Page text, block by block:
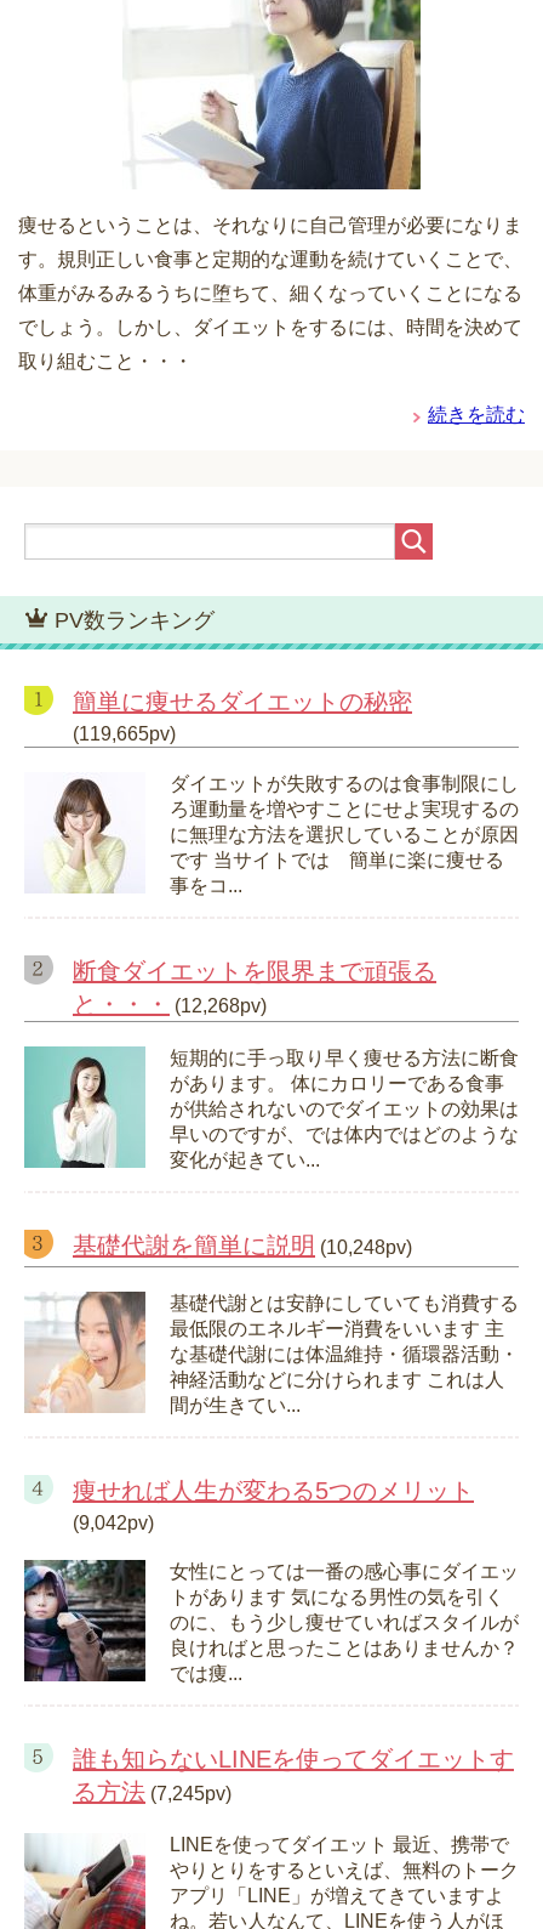
痩せるということは、それなりに自己管理が必要になりま
す。規則正しい食事と定期的な運動を続けていくことで、
体重がみるみるうちに堕ちて、細くなっていくことになる
でしょう。しかし、ダイエットをするには、時間を決めて
取り組むこと・・・
続きを読む
PV数ランキング
簡単に痩せるダイエットの秘密
(119,665pv)
ダイエットが失敗するのは食事制限にし
ろ運動量を増やすことにせよ実現するの
に無理な方法を選択していることが原因
です 当サイトでは 簡単に楽に痩せる
事をコ...
断食ダイエットを限界まで頑張る
と・・・
(12,268pv)
短期的に手っ取り早く痩せる方法に断食
があります。 体にカロリーである食事
が供給されないのでダイエットの効果は
早いのですが、では体内ではどのような
変化が起きてい...
基礎代謝を簡単に説明 (10,248pv)
基礎代謝とは安静にしていても消費する
最低限のエネルギー消費をいいます 主
な基礎代謝には体温維持・循環器活動・
神経活動などに分けられます これは人
間が生きてい...
痩せれば人生が変わる5つのメリット
(9,042pv)
女性にとっては一番の感心事にダイエッ
トがあります 気になる男性の気を引く
のに、もう少し痩せていればスタイルが
良ければと思ったことはありませんか？
では痩...
誰も知らないLINEを使ってダイエットす
る方法 (7,245pv)
LINEを使ってダイエット 最近、携帯で
やりとりをするといえば、無料のトーク
アプリ「LINE」が増えてきていますよ
ね。若い人なんて、LINEを使う人がほ